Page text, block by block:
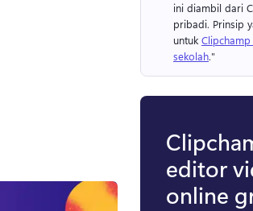
ini diambil dari
pribadi. Prinsip
untuk
sekolah."
editor
online